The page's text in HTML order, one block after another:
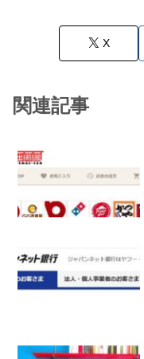
X
関連記事